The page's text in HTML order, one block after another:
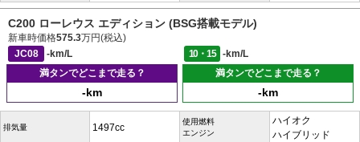
C200 ローレウス エディション (BSG搭載モデル)
新車時価格575.3万円(税込)
JC08
-km/L 10・15
-km/L
満タンでどこまで走る？
-km
満タンでどこまで走る？
-km
排気量 1497cc
使用燃料
エンジン
ハイオク
ハイブリッド